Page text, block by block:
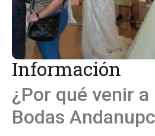
Información
¿Por qué venir a
Bodas